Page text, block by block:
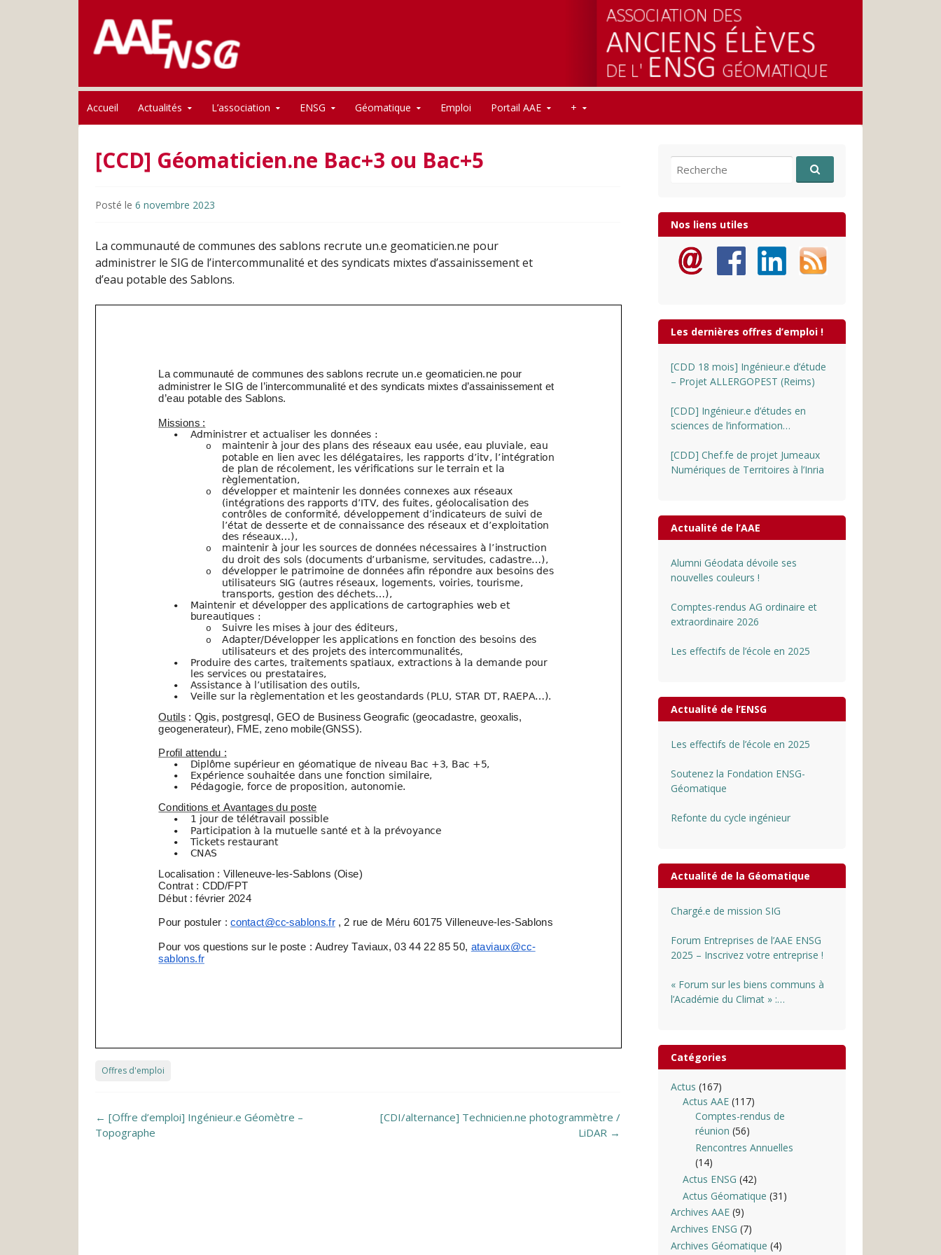
AAE-ENSG
Accueil Actualités L’association ENSG Géomatique Emploi Portail AAE +
[CCD] Géomaticien.ne Bac+3 ou Bac+5
Posté le 6 novembre 2023
La communauté de communes des sablons recrute un.e geomaticien.ne pour
administrer le SIG de l’intercommunalité et des syndicats mixtes d’assainissement et
d’eau potable des Sablons.
Offres d'emploi
Post navigation
← [Offre d’emploi] Ingénieur.e Géomètre –
Topographe
[CDI/alternance] Technicien.ne photogrammètre /
LiDAR →
Recherche pour:
Nos liens utiles
Les dernières offres d’emploi !
[CDD 18 mois] Ingénieur.e d’étude
– Projet ALLERGOPEST (Reims)
[CDD] Ingénieur.e d’études en
sciences de l’information
[CDD] Chef.fe de projet Jumeaux
Numériques de Territoires à l’Inria
Actualité de l’AAE
Alumni Géodata dévoile ses
nouvelles couleurs !
Comptes-rendus AG ordinaire et
extraordinaire 2026
Les effectifs de l’école en 2025
Actualité de l’ENSG
Les effectifs de l’école en 2025
Soutenez la Fondation ENSG-
Géomatique
Refonte du cycle ingénieur
Actualité de la Géomatique
Chargé.e de mission SIG
Forum Entreprises de l’AAE ENSG
2025 – Inscrivez votre entreprise !
« Forum sur les biens communs à
l’Académie du Climat » :
Catégories
Actus (167)
Actus AAE (117)
Comptes-rendus de
réunion (56)
Rencontres Annuelles
(14)
Actus ENSG (42)
Actus Géomatique (31)
Archives AAE(9)
Archives ENSG (7)
Archives Géomatique (4)